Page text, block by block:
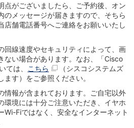
点がございましたら、ご予約後、オン
のメッセージが届きますので、そちら
店舗電話番号へご連絡をお願いいたし
回線速度やセキュリティによって、画
ない場合があります。なお、「Cisco
ては、
こちら
（シスコシステムズ
す）をご参照ください。
情報が含まれております。ご自宅以外
環境には十分ご注意いただき、イヤホ
Wi-Fiではなく、安全なインターネット